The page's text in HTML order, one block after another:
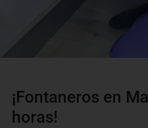
¡Fontaneros en
horas!